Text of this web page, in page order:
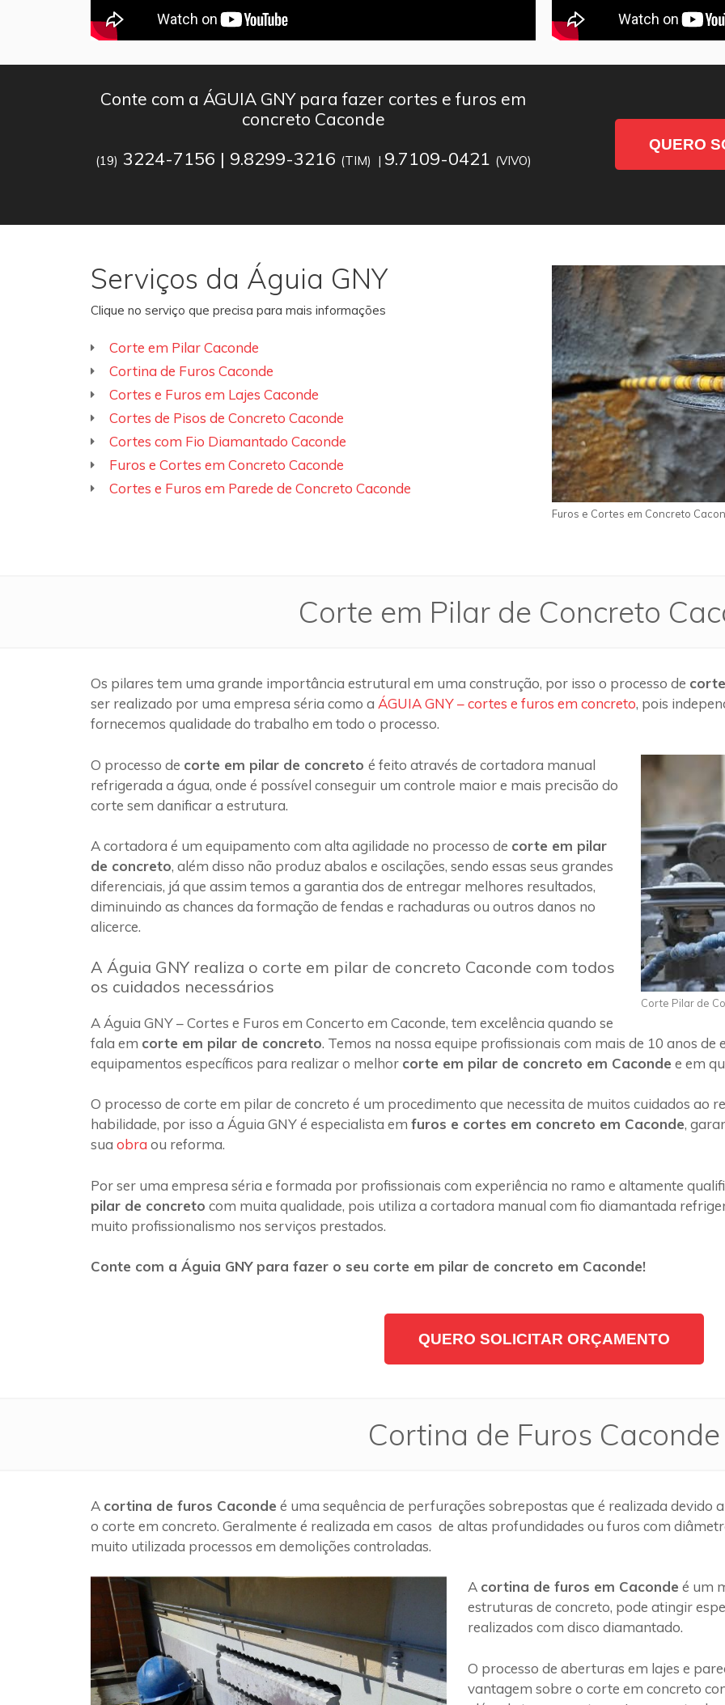
Conte com a ÁGUIA GNY para fazer cortes e furos em
concreto Caconde
(19) 3224-7156 | 9.8299-3216 (TIM) | 9.7109-0421 (VIVO)
QUERO
Serviços da Águia GNY
Clique no serviço que precisa para mais informações
Corte em Pilar Caconde
Cortina de Furos Caconde
Cortes e Furos em Lajes Caconde
Cortes de Pisos de Concreto Caconde
Cortes com Fio Diamantado Caconde
Furos e Cortes em Concreto Caconde
Cortes e Furos em Parede de Concreto Caconde
Furos e Cortes em Concreto
Corte em Pilar de Concreto
Os pilares tem uma grande importância estrutural em uma construção, por isso o processo de
ser realizado por uma empresa séria como a ÁGUIA GNY – cortes e furos em concreto, pois
fornecemos qualidade do trabalho em todo o processo.
Corte Pilar de
O processo de corte em pilar de concreto é feito através de cortadora manual
refrigerada a água, onde é possível conseguir um controle maior e mais precisão do
corte sem danificar a estrutura.
A cortadora é um equipamento com alta agilidade no processo de corte em pilar
de concreto, além disso não produz abalos e oscilações, sendo essas seus grandes
diferenciais, já que assim temos a garantia dos de entregar melhores resultados,
diminuindo as chances da formação de fendas e rachaduras ou outros danos no
alicerce.
A Águia GNY realiza o corte em pilar de concreto Caconde com todos
os cuidados necessários
A Águia GNY – Cortes e Furos em Concerto em Caconde, tem excelência quando se
fala em corte em pilar de concreto. Temos na nossa equipe profissionais com mais de 10 anos
equipamentos específicos para realizar o melhor corte em pilar de concreto em Caconde e em
O processo de corte em pilar de concreto é um procedimento que necessita de muitos cuidados ao
habilidade, por isso a Águia GNY é especialista em furos e cortes em concreto em Caconde,
sua obra ou reforma.
Por ser uma empresa séria e formada por profissionais com experiência no ramo e altamente
pilar de concreto com muita qualidade, pois utiliza a cortadora manual com fio diamantada
muito profissionalismo nos serviços prestados.
Conte com a Águia GNY para fazer o seu corte em pilar de concreto em Caconde!
QUERO SOLICITAR ORÇAMENTO
Cortina de Furos Caconde
A cortina de furos Caconde é uma sequência de perfurações sobrepostas que é realizada devido
o corte em concreto. Geralmente é realizada em casos de altas profundidades ou furos com
muito utilizada processos em demolições controladas.
A cortina de furos em Caconde é um
estruturas de concreto, pode atingir
realizados com disco diamantado.
O processo de aberturas em lajes e
vantagem sobre o corte em concreto